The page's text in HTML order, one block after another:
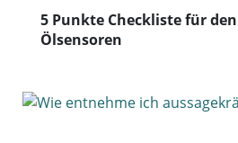
5 Punkte Checkliste für
Ölsensoren